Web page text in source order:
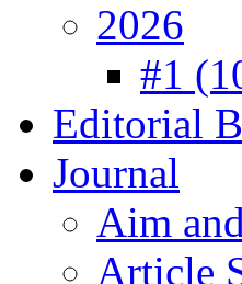
2026
#1
Editorial
Journal
Aim
Article